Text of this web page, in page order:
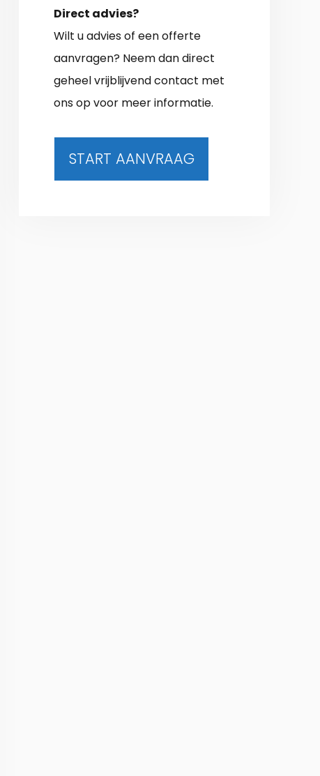
Direct advies?
Wilt u advies of een offerte
aanvragen? Neem dan direct
geheel vrijblijvend contact met
ons op voor meer informatie.
START AANVRAAG